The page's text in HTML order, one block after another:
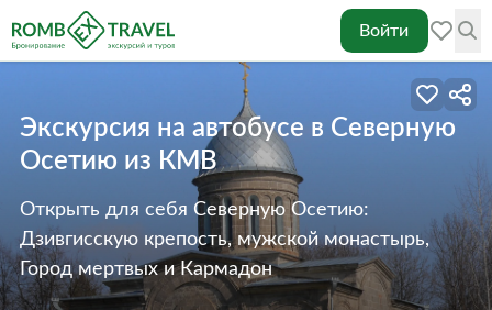
Войти
Экскурсия на автобусе в Северную
Осетию из КМВ
Открыть для себя Северную Осетию:
Дзивгисскую крепость, мужской монастырь,
Город мертвых и Кармадон